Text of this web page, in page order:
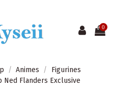
0
Animes
Figurines
Ned Flanders Exclusive